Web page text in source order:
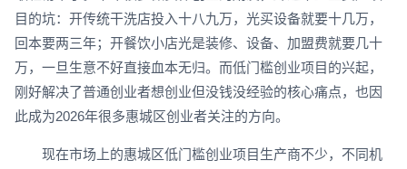
目的坑：开传统干洗店投入十八九万，光买设备就要十几万，
回本要两三年；开餐饮小店光是装修、设备、加盟费就要几十
万，一旦生意不好直接血本无归。而低门槛创业项目的兴起，
刚好解决了普通创业者想创业但没钱没经验的核心痛点，也因
此成为2026年很多惠城区创业者关注的方向。
现在市场上的惠城区低门槛创业项目生产商不少，不同机